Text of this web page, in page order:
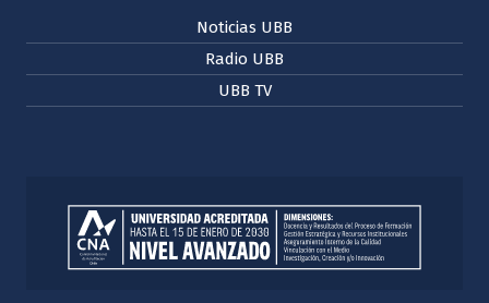
Noticias UBB
Radio UBB
UBB TV